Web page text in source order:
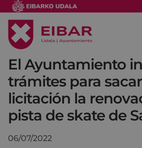
El Ayuntamiento
trámites para
licitación la
pista de skate de
06/07/2022